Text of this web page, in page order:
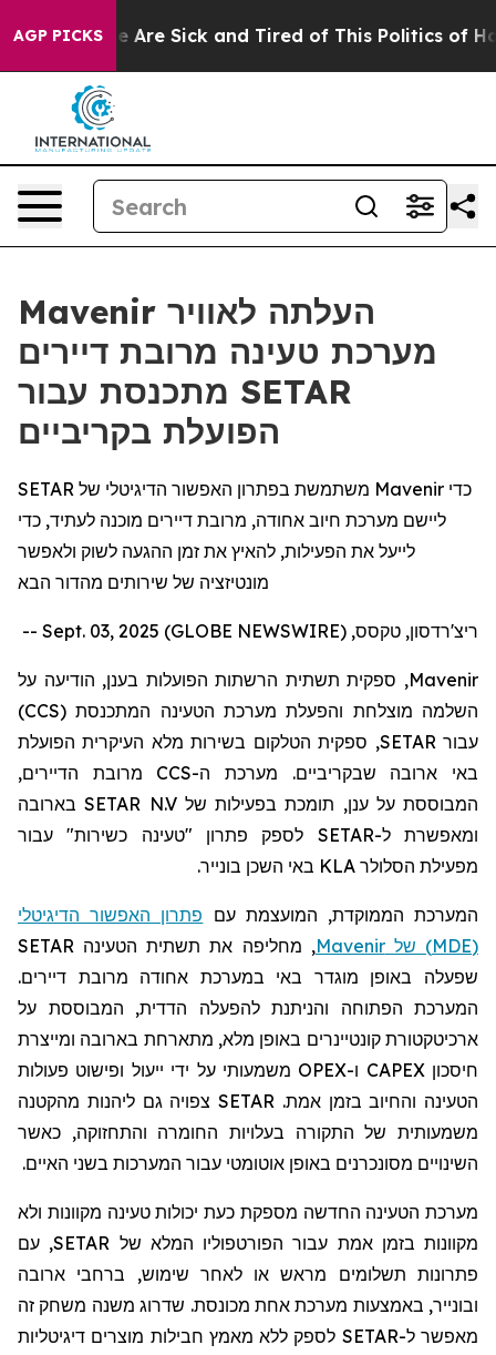
AGP PICKS
“People Are Sick and Tired of This Politics of
Mavenir העלתה לאוויר
מערכת טעינה מרובת דיירים
מתכנסת עבור SETAR
הפועלת בקריביים
SETAR משתמשת בפתרון האפשור הדיגיטלי של Mavenir כדי
ליישם מערכת חיוב אחודה, מרובת דיירים מוכנה לעתיד, כדי
לייעל את הפעילות, להאיץ את זמן ההגעה לשוק ולאפשר
מונטיזציה של שירותים מהדור הבא
ריצ'רדסון, טקסס, Sept. 03, 2025 (GLOBE NEWSWIRE) --
Mavenir, ספקית תשתית הרשתות הפועלות בענן, הודיעה על
השלמה מוצלחת והפעלת מערכת הטעינה המתכנסת (CCS
)
עבורSETAR, ספקית הטלקום בשירות מלא העיקרית הפועלת
באי ארובה שבקריביים. מערכת ה-CCS
מרובת הדיירים,
המבוססת על ענן, תומכת בפעילות שלSETAR N.Vבארובה
ומאפשרת ל-SETAR לספק פתרון "טעינה כשירות" עבור
מפעילת הסלולר KLA באי השכן בונייר.
המערכת הממוקדת, המועצמת עם פתרון האפשור הדיגיטלי
(
MDE) שלMavenir, מחליפה את תשתית הטעינה SETAR
שפעלה באופן מוגדר באי במערכת אחודה מרובת דיירים.
המערכת הפתוחה והניתנת להפעלה הדדית, המבוססת על
ארכיטקטורת קונטיינרים באופן מלא, מתארחת בארובה ומייצרת
חיסכוןCAPEX ו-OPEX משמעותי על ידי ייעול ופישוט פעולות
הטעינה והחיוב בזמן אמת. SETAR צפויה גם ליהנות מהקטנה
משמעותית של התקורה בעלויות החומרה והתחזוקה, כאשר
השינויים מסונכרנים באופן אוטומטי עבור המערכות בשני האיים.
מערכת הטעינה החדשה מספקת כעת יכולות טעינה מקוונות ולא
מקוונות בזמן אמת עבור הפורטפוליו המלא של SETAR, עם
פתרונות תשלומים מראש או לאחר שימוש, ברחבי ארובה
ובונייר, באמצעות מערכת אחת מכונסת. שדרוג משנה משחק זה
מאפשר ל-SETAR לספק ללא מאמץ חבילות מוצרים דיגיטליות